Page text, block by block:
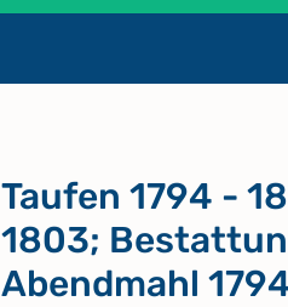
Taufen 1794 -
1803;
Abendmahl